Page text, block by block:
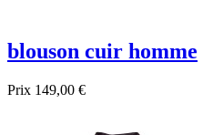
blouson cuir homme
Prix 149,00 €